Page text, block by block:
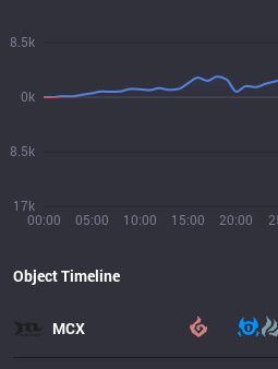
00:00 05:00 10:00 15:00 20:00
17k
8.5k
0k
8.5k
Object Timeline
MCX